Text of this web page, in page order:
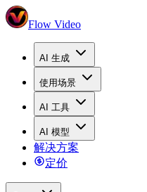
Flow Video
AI 生成
使用场景
AI 工具
AI 模型
解决方案
定价